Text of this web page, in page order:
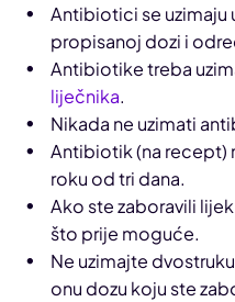
Antibiotici se uzimaju
propisanoj dozi i
Antibiotike treba
liječnika.
Nikada ne uzimati
Antibiotik (na recept)
roku od tri dana.
Ako ste zaboravili
što prije moguće.
Ne uzimajte
onu dozu koju ste